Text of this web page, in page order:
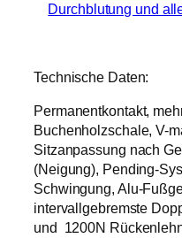
Technische Daten:
Permanentkontakt,
Buchenholzschale, V-
Sitzanpassung nach
(Neigung), Pending-
Schwingung, Alu-
intervallgebremste
und 1200N